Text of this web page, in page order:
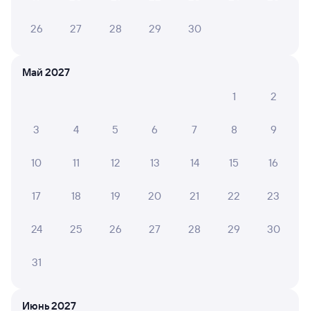
26 27 28 29 30
Май 2027
1
2
3 4 5 6 7 8 9
10 11 12 13 14 15 16
17 18 19 20 21 22 23
24 25 26 27 28 29 30
31
Июнь 2027